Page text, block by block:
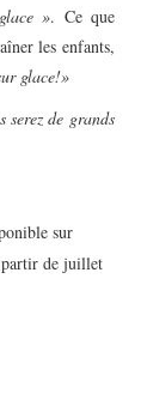
». Ce que
les enfants,
glace!»
de grands
sur
partir de juillet